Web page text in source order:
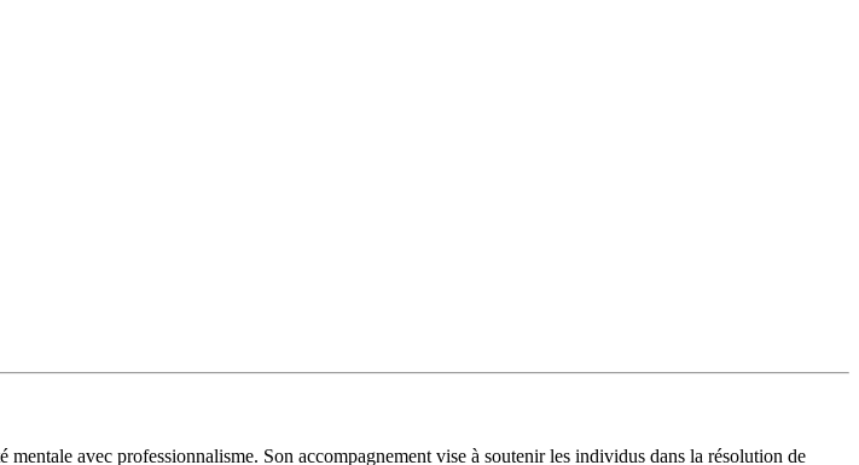
avec professionnalisme. Son accompagnement vise à soutenir les individus dans la résolution de